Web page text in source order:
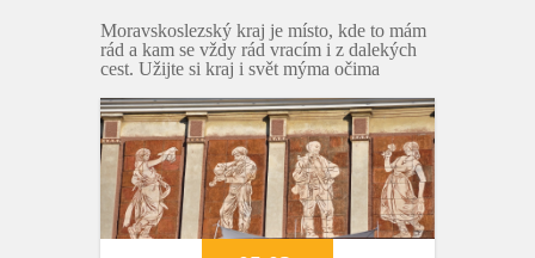
Moravskoslezský kraj je místo, kde to mám
rád a kam se vždy rád vracím i z dalekých
cest. Užijte si kraj i svět mýma očima